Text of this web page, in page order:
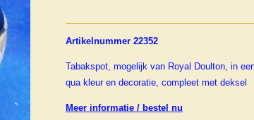
Artikelnummer 22352
Tabakspot, mogelijk van Royal Doulton, in
qua kleur en decoratie, compleet met deksel
Meer informatie / bestel nu